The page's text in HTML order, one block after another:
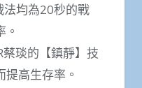
法均為20秒的戰
蔡琰的【鎮靜】技
高生存率。